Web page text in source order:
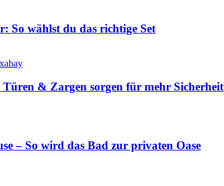
So wählst du das richtige Set
& Zargen sorgen für mehr Sicherheit
– So wird das Bad zur privaten Oase